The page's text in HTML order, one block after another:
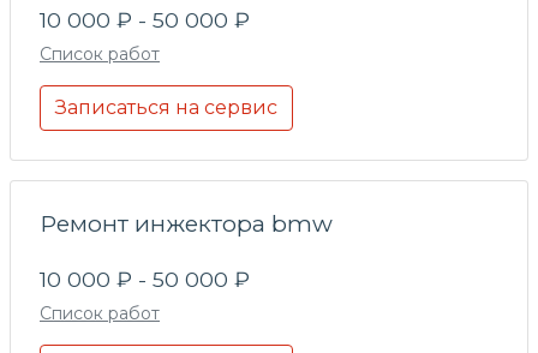
10 000 ₽ - 50 000 ₽
Список работ
Записаться на сервис
Ремонт инжектора bmw
10 000 ₽ - 50 000 ₽
Список работ